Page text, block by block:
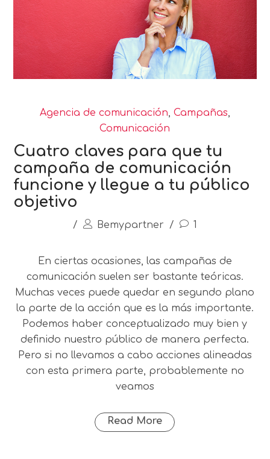
Agencia de comunicación, Campañas,
Comunicación
Cuatro claves para que tu
campaña de comunicación
funcione y llegue a tu público
objetivo
/ Bemypartner /
En ciertas ocasiones, las campañas de
comunicación suelen ser bastante teóricas.
Muchas veces puede quedar en segundo plano
la parte de la acción que es la más importante.
Podemos haber conceptualizado muy bien y
definido nuestro público de manera perfecta.
Pero si no llevamos a cabo acciones alineadas
con esta primera parte, probablemente no
veamos
Read More